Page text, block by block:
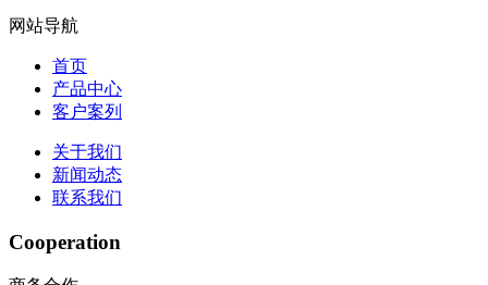
网站导航
首页
产品中心
客户案列
关于我们
新闻动态
联系我们
Cooperation